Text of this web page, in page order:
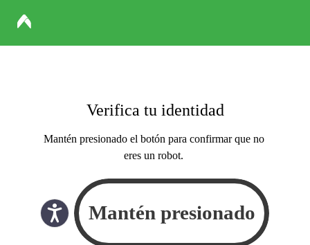
Verifica tu identidad
Mantén presionado el botón para confirmar que no
eres un robot.